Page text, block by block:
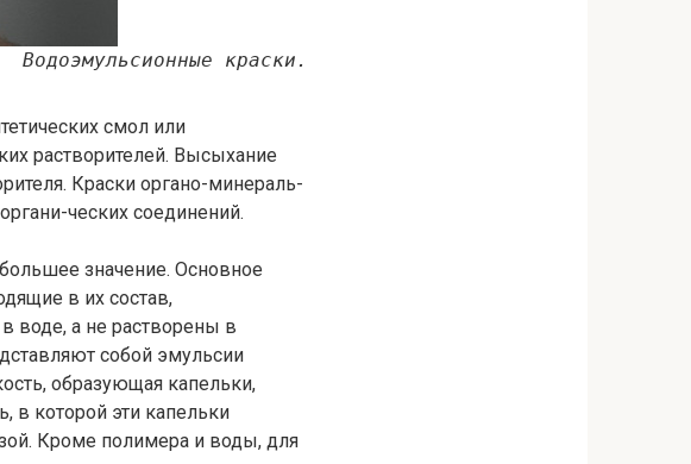
Водоэмульсионные краски.
смол или
растворителей. Высыхание
Краски органо-минераль-
ческих соединений.
значение. Основное
в их состав,
воде, а не растворены в
собой эмульсии
образующая капельки,
в которой эти капельки
Кроме полимера и воды, для